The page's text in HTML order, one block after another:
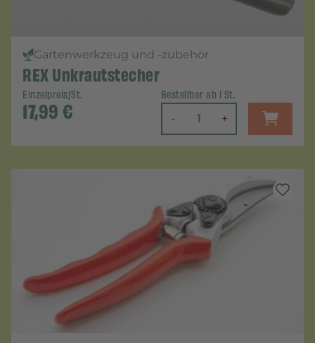
Gartenwerkzeug und -zubehör
REX Unkrautstecher
Einzelpreis/St.
17,99€
Bestellbar ab 1 St.
- +